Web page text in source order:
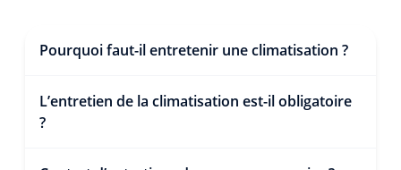
Pourquoi faut-il entretenir une climatisation ?
L’entretien de la climatisation est-il obligatoire
?